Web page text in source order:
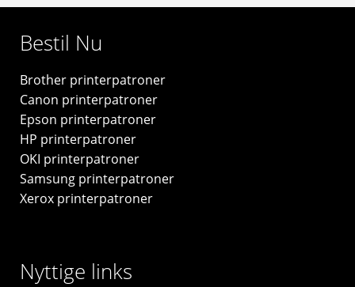
Bestil Nu
Brother printerpatroner
Canon printerpatroner
Epson printerpatroner
HP printerpatroner
OKI printerpatroner
Samsung printerpatroner
Xerox printerpatroner
Nyttige links